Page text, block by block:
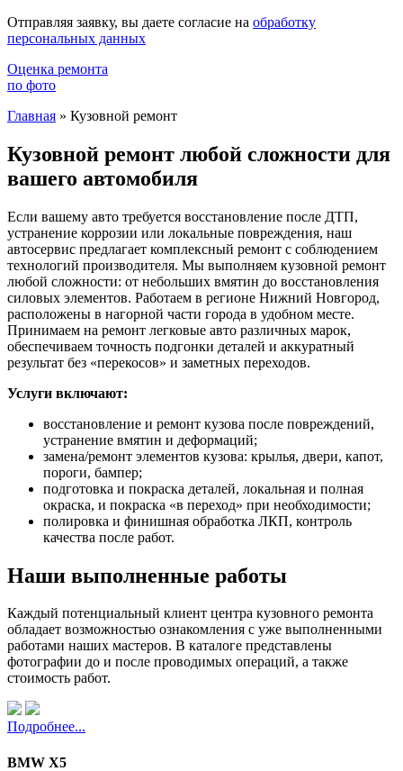
Отправляя заявку, вы даете согласие на обработку
персональных данных
Оценка ремонта
по фото
Главная » Кузовной ремонт
Кузовной ремонт любой сложности для
вашего автомобиля
Если вашему авто требуется восстановление после ДТП,
устранение коррозии или локальные повреждения, наш
автосервис предлагает комплексный ремонт с соблюдением
технологий производителя. Мы выполняем кузовной ремонт
любой сложности: от небольших вмятин до восстановления
силовых элементов. Работаем в регионе Нижний Новгород,
расположены в нагорной части города в удобном месте.
Принимаем на ремонт легковые авто различных марок,
обеспечиваем точность подгонки деталей и аккуратный
результат без «перекосов» и заметных переходов.
Услуги включают:
восстановление и ремонт кузова после повреждений,
устранение вмятин и деформаций;
замена/ремонт элементов кузова: крылья, двери, капот,
пороги, бампер;
подготовка и покраска деталей, локальная и полная
окраска, и покраска «в переход» при необходимости;
полировка и финишная обработка ЛКП, контроль
качества после работ.
Наши выполненные работы
Каждый потенциальный клиент центра кузовного ремонта
обладает возможностью ознакомления с уже выполненными
работами наших мастеров. В каталоге представлены
фотографии до и после проводимых операций, а также
стоимость работ.
Подробнее...
BMW X5